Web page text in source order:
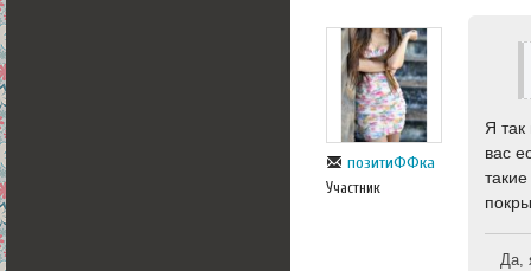
позитиФФка
Участник
Я так
вас
Да,